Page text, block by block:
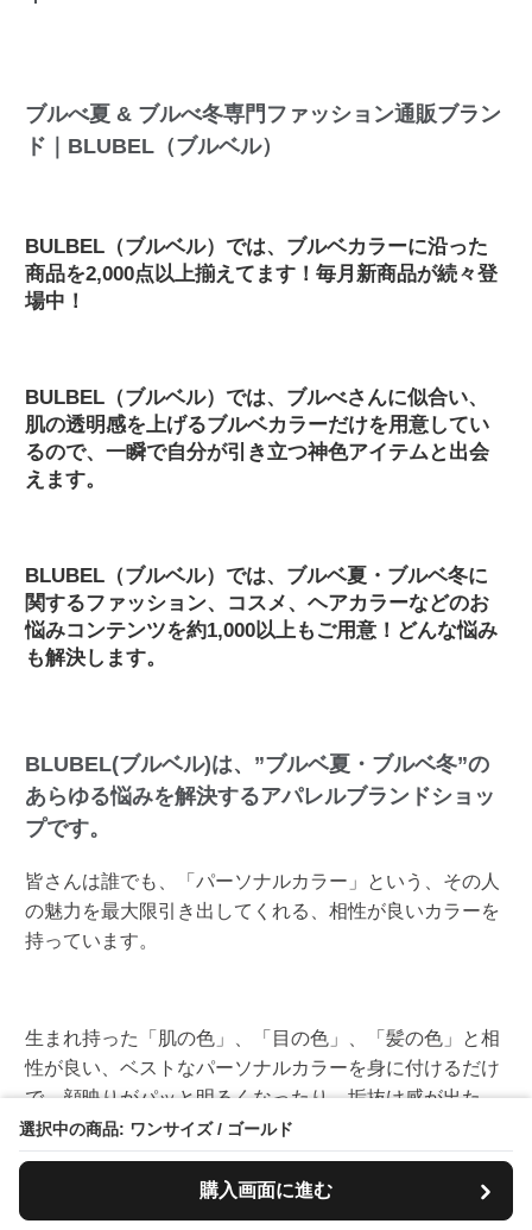
選択中の商品: ワンサイズ / ゴールド
購入画面に進む
ブルべ夏 & ブルべ冬専門ファッション通販ブラン
ド｜BLUBEL（ブルベル）
BULBEL（ブルベル）では、ブルベカラーに沿った
商品を2,000点以上揃えてます！毎月新商品が続々登
場中！
BULBEL（ブルベル）では、ブルべさんに似合い、
肌の透明感を上げるブルベカラーだけを用意してい
るので、一瞬で自分が引き立つ神色アイテムと出会
えます。
BLUBEL（ブルベル）では、ブルベ夏・ブルベ冬に
関するファッション、コスメ、ヘアカラーなどのお
悩みコンテンツを約1,000以上もご用意！どんな悩み
も解決します。
BLUBEL(ブルベル)は、”ブルベ夏・ブルベ冬”の
あらゆる悩みを解決するアパレルブランドショッ
プです。
皆さんは誰でも、「パーソナルカラー」という、その人
の魅力を最大限引き出してくれる、相性が良いカラーを
持っています。
生まれ持った「肌の色」、「目の色」、「髪の色」と相
性が良い、ベストなパーソナルカラーを身に付けるだけ
で、顔映りがパッと明るくなったり、垢抜け感が出た
り、細くスリムアップに見えたりします。
でも、「この色、好き」と思った服が着てみると似合わ